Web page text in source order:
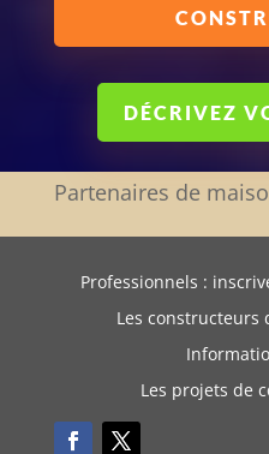
DÉCRIVEZ
Partenaires de
Professionnels :
Les constructeurs
Les projets de